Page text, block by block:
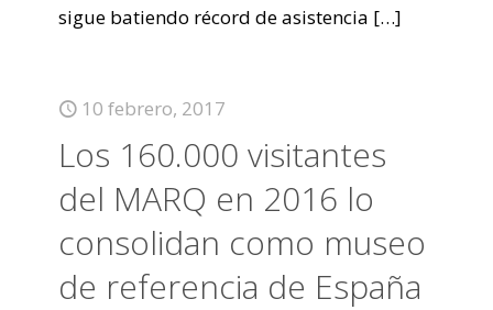
sigue batiendo récord de asistencia […]
10 febrero, 2017
Los 160.000 visitantes
del MARQ en 2016 lo
consolidan como museo
de referencia de España